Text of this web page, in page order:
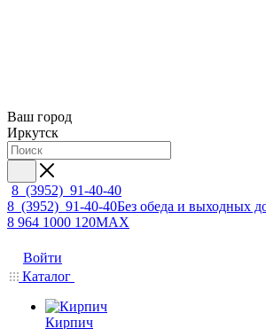
Ваш город
Иркутск
8 (3952) 91-40-40
8 (3952) 91-40-40Без обеда и выходных
8 964 1000 120MAX
Войти
Каталог
Кирпич